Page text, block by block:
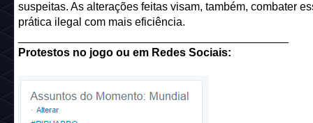
suspeitas. As alterações feitas visam, também, combater
prática ilegal com mais eficiência.
Protestos no jogo ou em Redes Sociais: